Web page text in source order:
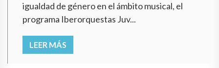
igualdad de género en el ámbito musical, el
programa Iberorquestas Juv...
LEER MÁS